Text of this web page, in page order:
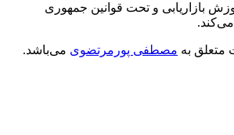
بازاریابی و تحت قوانین جمهوری
می‌کند.
متعلق به مصطفی پورمرتضوی می‌باشد.